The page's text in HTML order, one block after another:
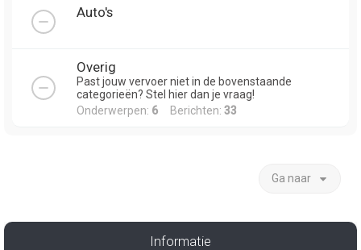
Auto's
Overig
Past jouw vervoer niet in de bovenstaande
categorieën? Stel hier dan je vraag!
Onderwerpen: 6 Berichten: 33
Ga naar
Informatie